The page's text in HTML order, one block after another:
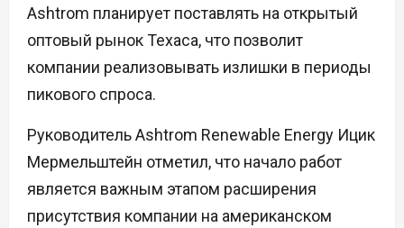
Ashtrom планирует поставлять на открытый
оптовый рынок Техаса, что позволит
компании реализовывать излишки в периоды
пикового спроса.
Руководитель Ashtrom Renewable Energy Ицик
Мермельштейн отметил, что начало работ
является важным этапом расширения
присутствия компании на американском